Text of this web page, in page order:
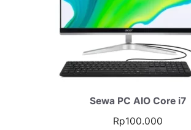
Sewa PC AIO Core i7
Rp100.000